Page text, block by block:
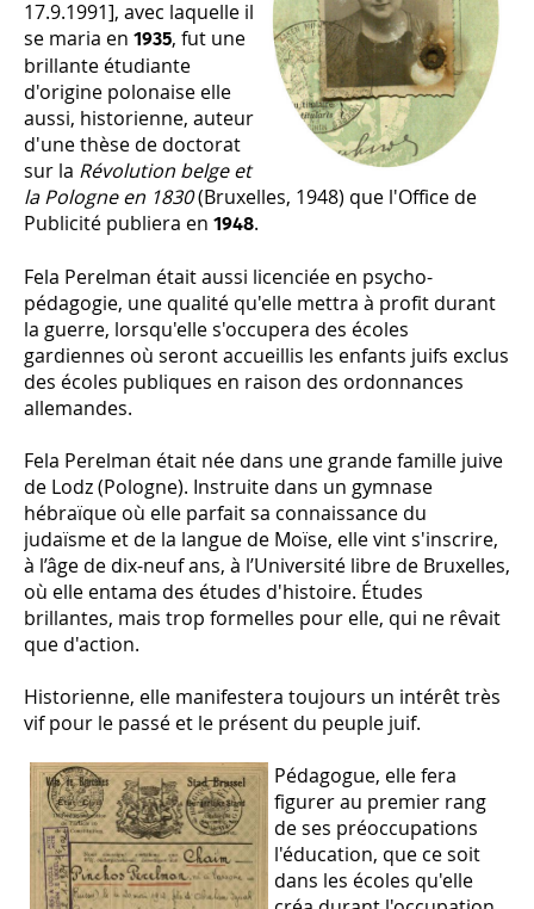
17.9.1991], avec laquelle il
se maria en 1935, fut une
brillante étudiante
d'origine polonaise elle
aussi, historienne, auteur
d'une thèse de doctorat
sur la Révolution belge et
la Pologne en 1830(Bruxelles, 1948) que l'Office de
Publicité publiera en 1948.
Fela Perelman était aussi licenciée en psycho-
pédagogie, une qualité qu'elle mettra à profit durant
la guerre, lorsqu'elle s'occupera des écoles
gardiennes où seront accueillis les enfants juifs exclus
des écoles publiques en raison des ordonnances
allemandes.
Fela Perelman était née dans une grande famille juive
de Lodz (Pologne). Instruite dans un gymnase
hébraïque où elle parfait sa connaissance du
judaïsme et de la langue de Moïse, elle vint s'inscrire,
à l’âge de dix-neuf ans, à l’Université libre de Bruxelles,
où elle entama des études d'histoire. Études
brillantes, mais trop formelles pour elle, qui ne rêvait
que d'action.
Historienne, elle manifestera toujours un intérêt très
vif pour le passé et le présent du peuple juif.
Pédagogue, elle fera
figurer au premier rang
de ses préoccupations
l'éducation, que ce soit
dans les écoles qu'elle